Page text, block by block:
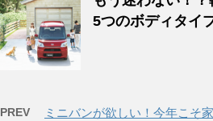
5つのボディタイ
PREV
ミニバンが欲しい！今年こそ